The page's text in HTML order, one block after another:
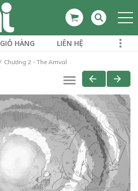
GIỎ HÀNG LIÊN HỆ
Chương 2 - The Arrival